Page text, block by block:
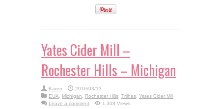
Yates Cider Mill –
Rochester Hills – Michigan
Karen
2016/03/13
EUA, Michigan, Rochester Hills, Trilhas, Yates Cider Mill
Leave a comment
1,308 Views